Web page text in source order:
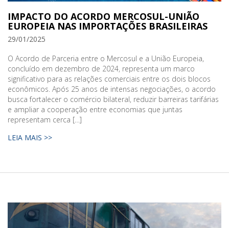
IMPACTO DO ACORDO MERCOSUL-UNIÃO
EUROPEIA NAS IMPORTAÇÕES BRASILEIRAS
29/01/2025
O Acordo de Parceria entre o Mercosul e a União Europeia,
concluído em dezembro de 2024, representa um marco
significativo para as relações comerciais entre os dois blocos
econômicos. Após 25 anos de intensas negociações, o acordo
busca fortalecer o comércio bilateral, reduzir barreiras tarifárias
e ampliar a cooperação entre economias que juntas
representam cerca […]
LEIA MAIS >>